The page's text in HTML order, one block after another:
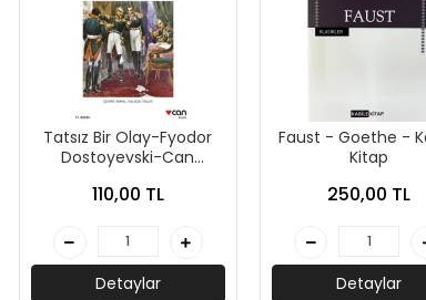
Tatsız Bir Olay-Fyodor
Dostoyevski-Can
110,00 TL
Detaylar
Faust - Goethe -
Kitap
250,00 TL
Detaylar